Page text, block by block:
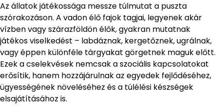
Az állatok játékossága messze túlmutat a puszta
szórakozáson. A vadon élő fajok tagjai, legyenek akár
vízben vagy szárazföldön élők, gyakran mutatnak
játékos viselkedést – labdáznak, kergetőznek, ugrálnak,
vagy éppen különféle tárgyakat görgetnek maguk előtt.
Ezek a cselekvések nemcsak a szociális kapcsolatokat
erősítik, hanem hozzájárulnak az egyedek fejlődéséhez,
ügyességének növeléséhez és a túlélési készségek
elsajátításához is.